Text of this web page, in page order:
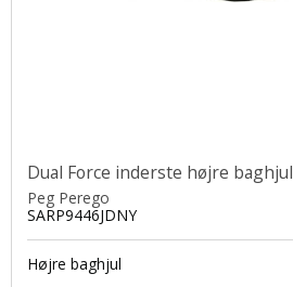
Dual Force inderste højre baghjul
Peg Perego
SARP9446JDNY
Højre baghjul